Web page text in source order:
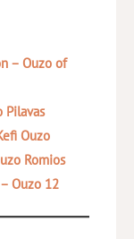
– Ouzo of
Pilavas
Ouzo
Romios
Ouzo 12